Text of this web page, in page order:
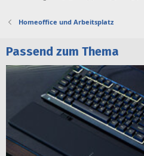
Homeoffice und Arbeitsplatz
Passend zum Thema